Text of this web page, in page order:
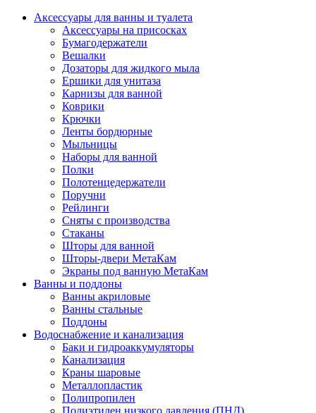
Аксессуары для ванны и туалета
Аксессуары на присосках
Бумагодержатели
Вешалки
Дозаторы для жидкого мыла
Ершики для унитаза
Карнизы для ванной
Коврики
Крючки
Ленты бордюрные
Мыльницы
Наборы для ванной
Полки
Полотенцедержатели
Поручни
Рейлинги
Сняты с производства
Стаканы
Шторы для ванной
Шторы-двери МетаКам
Экраны под ванную МетаКам
Ванны и поддоны
Ванны акриловые
Ванны стальные
Поддоны
Водоснабжение и канализация
Баки и гидроаккумуляторы
Канализация
Краны шаровые
Металлопластик
Полипропилен
Полиэтилен низкого давления (ПНД)